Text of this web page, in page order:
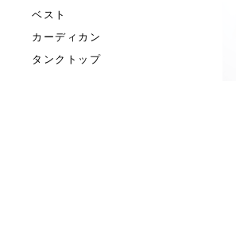
ベスト
カーディカン
タンクトップ